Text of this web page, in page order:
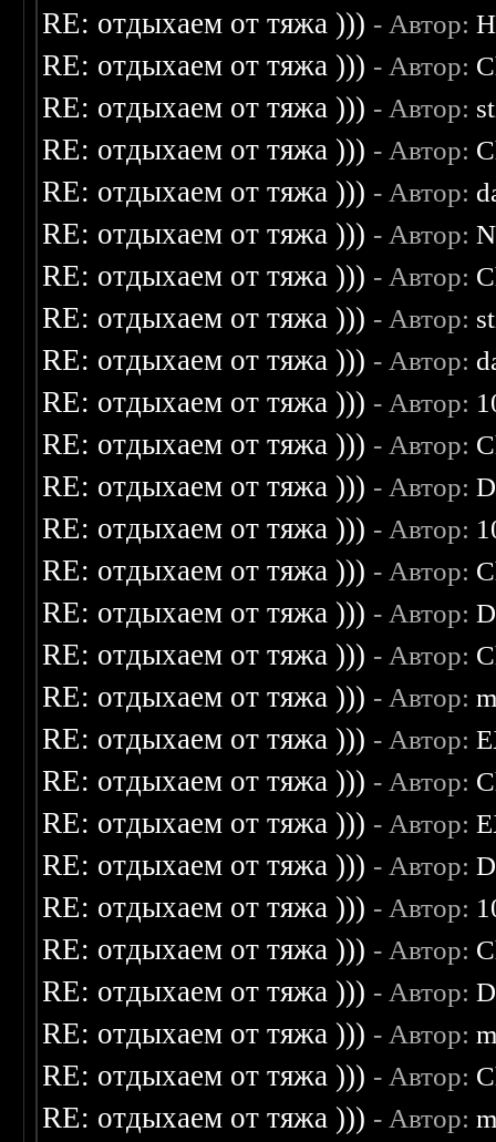
RE: отдыхаем от тяжа ))) - Автор:
RE: отдыхаем от тяжа ))) - Автор:
RE: отдыхаем от тяжа ))) - Автор:
RE: отдыхаем от тяжа ))) - Автор:
RE: отдыхаем от тяжа ))) - Автор:
RE: отдыхаем от тяжа ))) - Автор:
RE: отдыхаем от тяжа ))) - Автор:
RE: отдыхаем от тяжа ))) - Автор:
RE: отдыхаем от тяжа ))) - Автор:
RE: отдыхаем от тяжа ))) - Автор:
RE: отдыхаем от тяжа ))) - Автор:
RE: отдыхаем от тяжа ))) - Автор:
RE: отдыхаем от тяжа ))) - Автор:
RE: отдыхаем от тяжа ))) - Автор:
RE: отдыхаем от тяжа ))) - Автор:
RE: отдыхаем от тяжа ))) - Автор:
RE: отдыхаем от тяжа ))) - Автор:
RE: отдыхаем от тяжа ))) - Автор:
RE: отдыхаем от тяжа ))) - Автор:
RE: отдыхаем от тяжа ))) - Автор:
RE: отдыхаем от тяжа ))) - Автор:
RE: отдыхаем от тяжа ))) - Автор:
RE: отдыхаем от тяжа ))) - Автор:
RE: отдыхаем от тяжа ))) - Автор:
RE: отдыхаем от тяжа ))) - Автор:
RE: отдыхаем от тяжа ))) - Автор:
RE: отдыхаем от тяжа ))) - Автор: